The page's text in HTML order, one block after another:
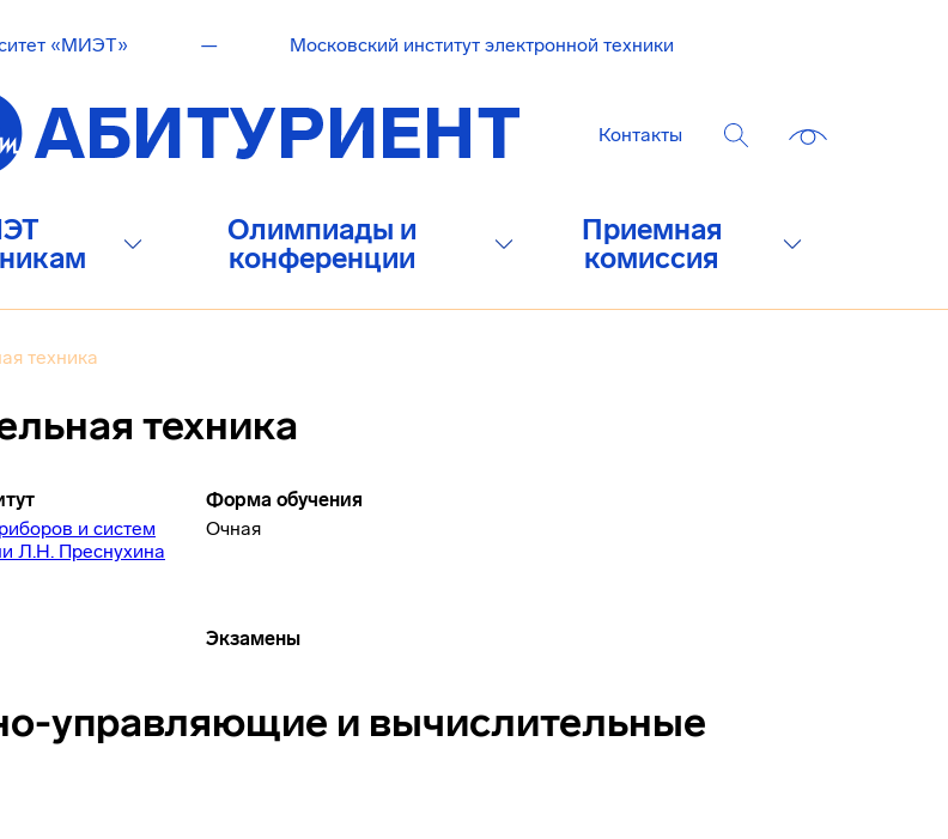
«МИЭТ» — Московский институт электронной техники
Контакты
Олимпиады и
конференции
Приемная
комиссия
техника
техника
и систем
Л.Н. Преснухина
Форма обучения
Очная
Экзамены
управляющие и вычислительные